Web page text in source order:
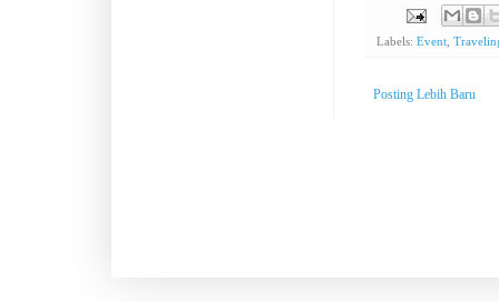
Labels: Event,
Posting Lebih Baru